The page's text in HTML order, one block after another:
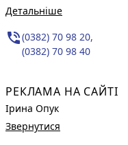
Детальніше
phone_in_talk(0382) 70 98 20,
(0382) 70 98 40
РЕКЛАМА НА САЙТІ
Ірина Опук
Звернутися